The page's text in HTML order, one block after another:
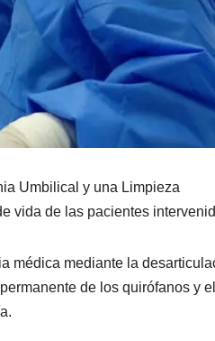
Umbilical y una Limpieza
vida de las pacientes
médica mediante la
de los quirófanos y el